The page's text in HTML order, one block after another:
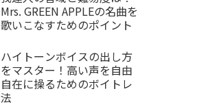
Mrs. GREEN APPLEの名曲を
歌いこなすためのポイント
ハイトーンボイスの出し方
をマスター！高い声を自由
自在に操るためのボイトレ
法